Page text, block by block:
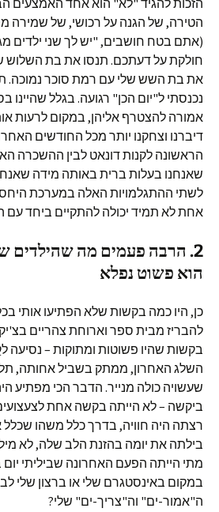
הטירה, של הגנה על רכושי, של שמירה
(אתם בטח חושבים, "יש לך שני ילדים
חולקת על דעתכם. תנסו את בת השלוש
את בת השש שלי עם רמת סוכר נמוכה.
נכנסתי ל"יום הכן" רגועה. בגלל שהיינו
אמורה להצטרף אליהן, במקום לרעות
דיברנו וצחקנו יותר מכל החודשים
הראשונה לקנות דונאט לבין ההשכרה
שאנחנו בעלות ברית באותה מידה
לשתי ההתגלמויות האלה במערכת
אחת לא תמיד יכולה להתקיים ביחד עם
2. הרבה פעמים מה שהילדים
הוא פשוט נפלא
כן, היו כמה בקשות שלא הפתיעו אותי
להבריז מבית ספר וארוחת צהריים
בקשות שהיו פשוטות ומתוקות – נסיעה
השלג האחרון, ממתק בשביל אחותה,
שעשויה כולה מנייר. הדבר הכי מפתיע
ביקשה – לא הייתה בקשה אחת
רצתה היה חוויה, בדרך כלל משהו שכלל
בילתה את יומה בהזנת הלב שלה, לא
מתי הייתה הפעם האחרונה שביליתי
במקום באינסטגרם שלי או ברצון שלי
ה"אמור-ים" וה"צריך-ים" שלי?